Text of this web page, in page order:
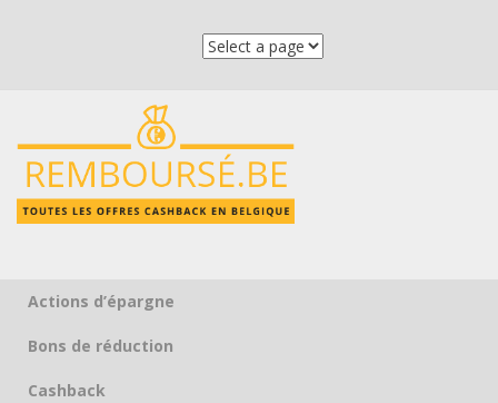
Skip to content
Actions d’épargne
Bons de réduction
Cashback